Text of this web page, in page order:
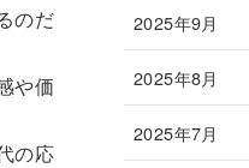
のだ
や価
の応
2025年9月
2025年8月
2025年7月